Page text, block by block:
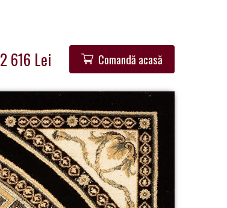
2 616 Lei Comandă acasă